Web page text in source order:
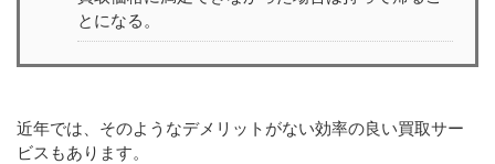
とになる。
近年では、そのようなデメリットがない効率の良い買取サー
ビスもあります。